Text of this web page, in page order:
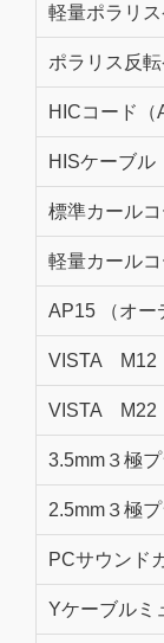
軽量ポラリ
ポラリス反
HICコード（
HISケーブル
標準カールコ
軽量カールコ
AP15 （オー
VISTA M12
VISTA M22
3.5mm３極
2.5mm３極
PCサウンド
Yケーブルミ